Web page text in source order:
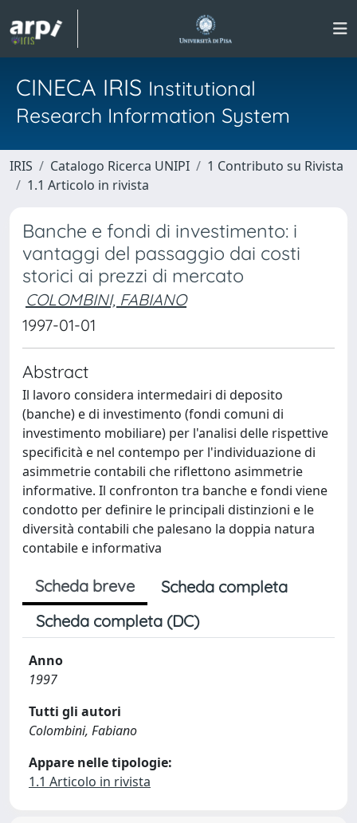
CINECA IRIS Institutional
Research Information System
IRIS Catalogo Ricerca UNIPI
1 Contributo su Rivista
1.1 Articolo in rivista
Banche e fondi di investimento: i
vantaggi del passaggio dai costi
storici ai prezzi di mercato
COLOMBINI, FABIANO
1997-01-01
Abstract
Il lavoro considera intermedairi di deposito
(banche) e di investimento (fondi comuni di
investimento mobiliare) per l'analisi delle rispettive
specificità e nel contempo per l'individuazione di
asimmetrie contabili che riflettono asimmetrie
informative. Il confronton tra banche e fondi viene
condotto per definire le principali distinzioni e le
diversità contabili che palesano la doppia natura
contabile e informativa
Scheda breve
Scheda completa
Scheda completa (DC)
Anno
1997
Tutti gli autori
Colombini, Fabiano
Appare nelle tipologie:
1.1 Articolo in rivista